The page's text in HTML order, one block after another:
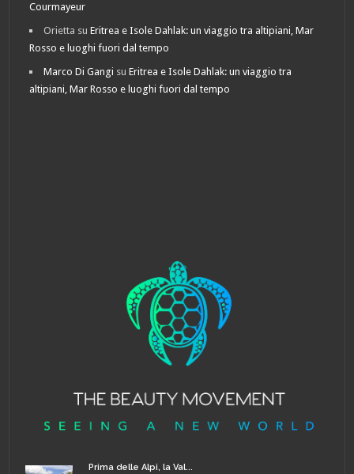
Courmayeur
Orietta suEritrea e Isole Dahlak: un viaggio tra altipiani, Mar
Rosso e luoghi fuori dal tempo
Marco Di Gangi suEritrea e Isole Dahlak: un viaggio tra
altipiani, Mar Rosso e luoghi fuori dal tempo
Prima delle Alpi, la Val...